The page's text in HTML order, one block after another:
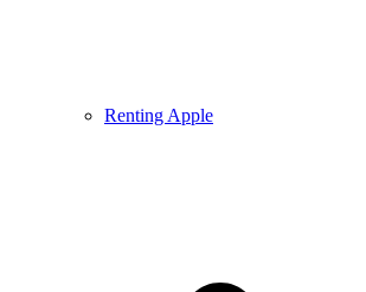
Renting Apple